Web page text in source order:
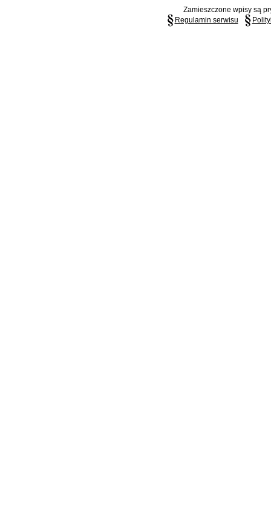
Zamieszczone wpisy są
Regulamin serwisu